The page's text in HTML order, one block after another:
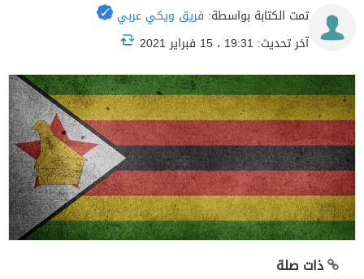
تمت الكتابة بواسطة: فريق ويكي عربي
آخر تحديث: 19:31 ، 15 فبراير 2021
ذات صلة